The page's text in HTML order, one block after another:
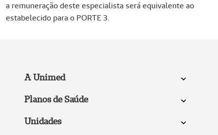
a remuneração deste especialista será equivalente ao
estabelecido para o PORTE 3.
A Unimed
Planos de Saúde
Unidades